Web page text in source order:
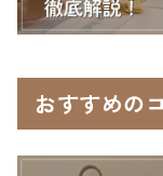
おすすめの